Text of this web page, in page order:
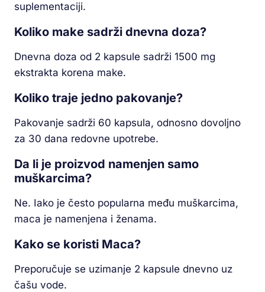
suplementaciji.
Koliko make sadrži dnevna doza?
Dnevna doza od 2 kapsule sadrži 1500 mg
ekstrakta korena make.
Koliko traje jedno pakovanje?
Pakovanje sadrži 60 kapsula, odnosno dovoljno
za 30 dana redovne upotrebe.
Da li je proizvod namenjen samo
muškarcima?
Ne. Iako je često popularna među muškarcima,
maca je namenjena i ženama.
Kako se koristi Maca?
Preporučuje se uzimanje 2 kapsule dnevno uz
čašu vode.